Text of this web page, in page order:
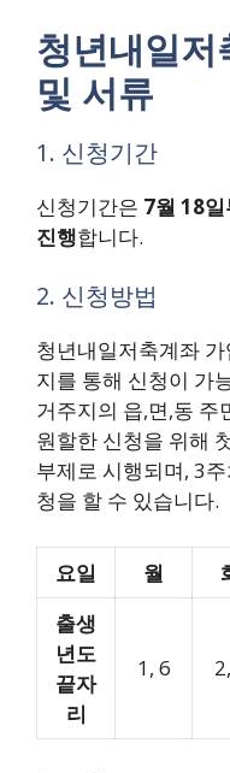
청년내일저
및 서류
1. 신청기간
신청기간은 7월 18
진행합니다.
2. 신청방법
청년내일저축계좌
지를 통해 신청이 가
거주지의 읍,면,동 주
원할한 신청을 위해
부제로 시행되며, 3
청을 할 수 있습니다.
요일 월
출생
년도
끝자
리
1, 6